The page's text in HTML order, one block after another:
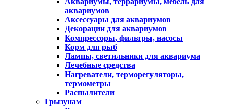
аквариумов
Аксессуары для аквариумов
Декорации для аквариумов
Компрессоры, фильтры, насосы
Корм для рыб
Лампы, светильники для аквариума
Лечебные средства
Нагреватели, терморегуляторы,
термометры
Распылители
Грызунам